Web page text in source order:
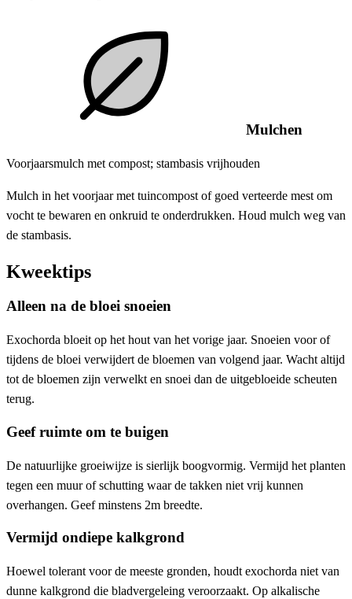
Mulchen
Voorjaarsmulch met compost; stambasis vrijhouden
Mulch in het voorjaar met tuincompost of goed verteerde mest om
vocht te bewaren en onkruid te onderdrukken. Houd mulch weg van
de stambasis.
Kweektips
Alleen na de bloei snoeien
Exochorda bloeit op het hout van het vorige jaar. Snoeien voor of
tijdens de bloei verwijdert de bloemen van volgend jaar. Wacht altijd
tot de bloemen zijn verwelkt en snoei dan de uitgebloeide scheuten
terug.
Geef ruimte om te buigen
De natuurlijke groeiwijze is sierlijk boogvormig. Vermijd het planten
tegen een muur of schutting waar de takken niet vrij kunnen
overhangen. Geef minstens 2m breedte.
Vermijd ondiepe kalkgrond
Hoewel tolerant voor de meeste gronden, houdt exochorda niet van
dunne kalkgrond die bladvergeleing veroorzaakt. Op alkalische